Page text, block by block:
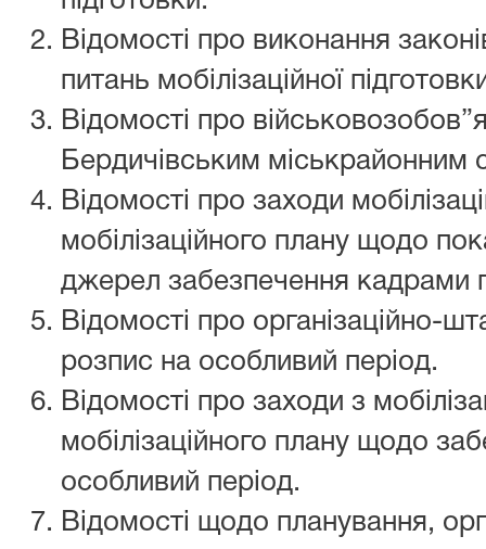
Відомості про виконання
питань мобілізаційної
Відомості про
Бердичівським міськрайонним
Відомості про заходи
мобілізаційного плану щодо
джерел забезпечення кадрами
Відомості про організаційно-
розпис на особливий період.
Відомості про заходи з
мобілізаційного плану щодо
особливий період.
Відомості щодо планування,